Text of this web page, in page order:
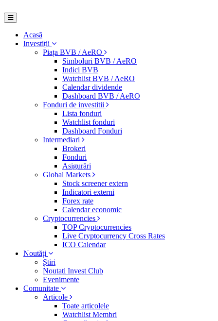
Acasă
Investiții
Piața BVB / AeRO
Simboluri BVB / AeRO
Indici BVB
Watchlist BVB / AeRO
Calendar dividende
Dashboard BVB / AeRO
Fonduri de investitii
Lista fonduri
Watchlist fonduri
Dashboard Fonduri
Intermediari
Brokeri
Fonduri
Asigurări
Global Markets
Stock screener extern
Indicatori externi
Forex rate
Calendar economic
Cryptocurrencies
TOP Cryptocurrencies
Live Cryptocurrency Cross Rates
ICO Calendar
Noutăți
Știri
Noutati Invest Club
Evenimente
Comunitate
Articole
Toate articolele
Watchlist Membri